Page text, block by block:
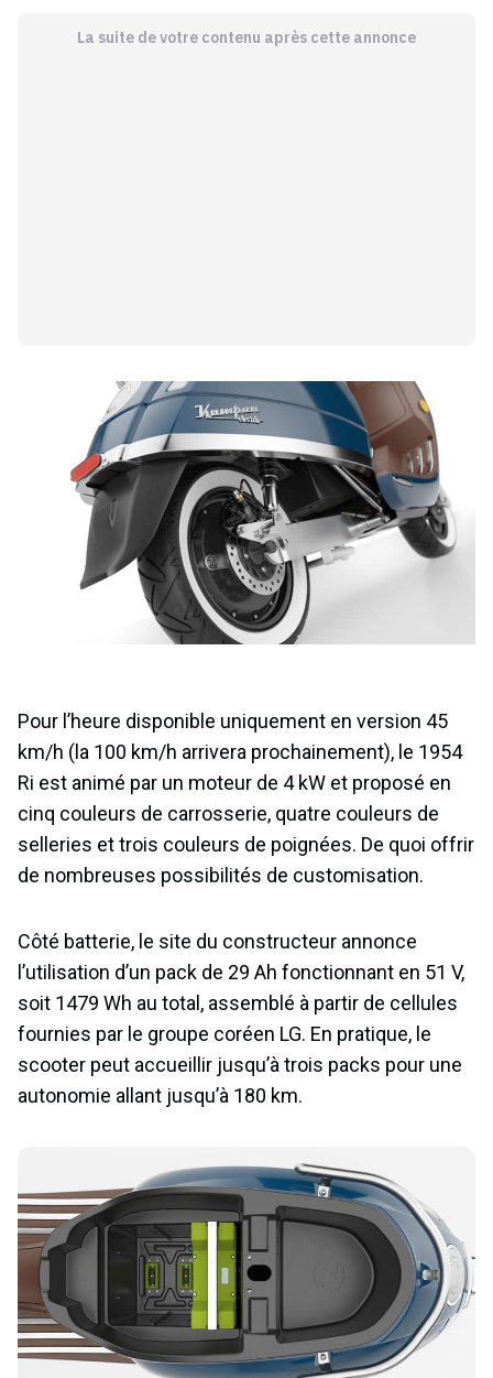
La suite de votre contenu après cette annonce
Pour l’heure disponible uniquement en version 45
km/h (la 100 km/h arrivera prochainement), le 1954
Ri est animé par un moteur de 4 kW et proposé en
cinq couleurs de carrosserie, quatre couleurs de
selleries et trois couleurs de poignées. De quoi offrir
de nombreuses possibilités de customisation.
Côté batterie, le site du constructeur annonce
l’utilisation d’un pack de 29 Ah fonctionnant en 51 V,
soit 1479 Wh au total, assemblé à partir de cellules
fournies par le groupe coréen LG. En pratique, le
scooter peut accueillir jusqu’à trois packs pour une
autonomie allant jusqu’à 180 km.